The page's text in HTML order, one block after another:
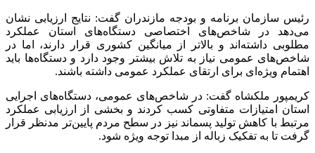
رئیس سازمان برنامه و بودجه مازندران گفت: نتایج ارزیابی نشان
می‌دهد در شاخص‌های اختصاصی دستگاه‌های استان عملکرد
مطلوبی داشته‌اند و بالاتر از میانگین کشوری قرار دارند، اما در
شاخص‌های عمومی نیاز به تلاش بیشتر وجود دارد و دستگاه‌ها باید
اهتمام ویژه‌ای برای ارتقای عملکرد عمومی داشته باشند.
کریمپور ملکشاه گفت: در شاخص‌های عمومی، دستگاه‌های اجرایی
استان امتیازات متفاوتی کسب کردند و بخشی از ارزیابی عملکرد
مرتبط با کاهش تولید پسماند نیز در سطح مردم پایین‌تر مدنظر قرار
گرفت تا به تفکیک زباله از مبدا توجه ویژه شود.